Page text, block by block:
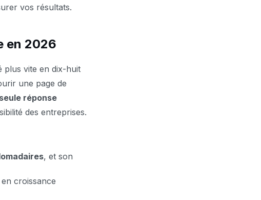
vos résultats.
en 2026
plus vite en dix-huit
une page de
réponse
des entreprises.
, et son
en croissance